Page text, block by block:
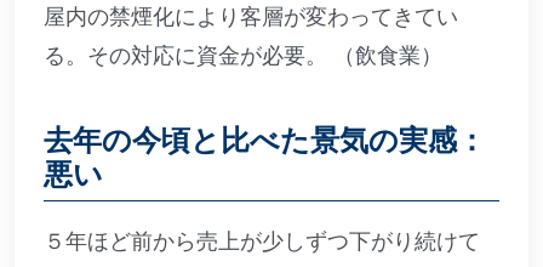
屋内の禁煙化により客層が変わってきてい
る。その対応に資金が必要。 （飲食業）
去年の今頃と比べた景気の実感：
悪い
５年ほど前から売上が少しずつ下がり続けて